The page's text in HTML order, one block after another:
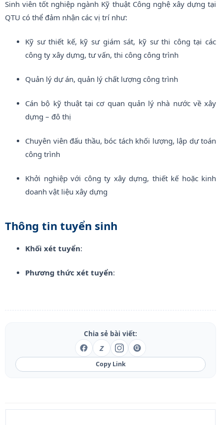
Sinh viên tốt nghiệp ngành Kỹ thuật Công nghệ xây dựng tại
QTU có thể đảm nhận các vị trí như:
Kỹ sư thiết kế, kỹ sư giám sát, kỹ sư thi công tại các
công ty xây dựng, tư vấn, thi công công trình
Quản lý dự án, quản lý chất lượng công trình
Cán bộ kỹ thuật tại cơ quan quản lý nhà nước về xây
dựng – đô thị
Chuyên viên đấu thầu, bóc tách khối lượng, lập dự toán
công trình
Khởi nghiệp với công ty xây dựng, thiết kế hoặc kinh
doanh vật liệu xây dựng
Thông tin tuyển sinh
Khối xét tuyển:
Phương thức xét tuyển:
Chia sẻ bài viết:
Z
Copy Link